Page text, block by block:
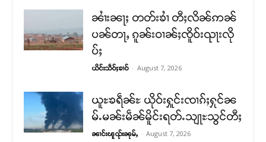
ၼၢႆးၼႃႈ တတ်းၶၢႆ တီႈလိၼ်ဢၼ်
ပၼ်တႃႇ ၵူၼ်းဝၢၼ်ႈၸိူဝ်းၺႃးလို
ပ်ႈ
ယိင်းသဵဝ်ႈၶၢဝ် - August 7, 2026
ယူႊၶရဵၼ်ႊ ယိုဝ်းႁူင်းၸၢၵ်ႈႁုင်ၼ
မ်ႉမၼ်းမဵၼ်မိူင်းရတ်ႉသျႃႊသွင်တီႈ
ၼၢင်းၽူၺ်းၼုမ်ႇ - August 7, 2026